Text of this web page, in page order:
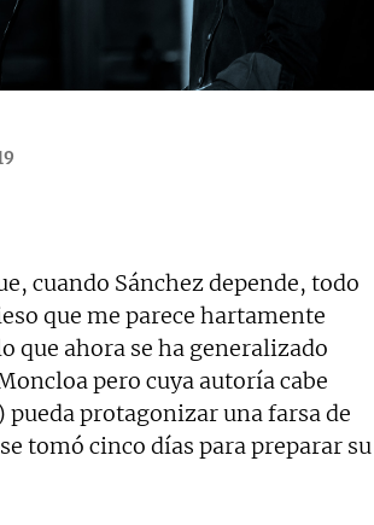
cuando Sánchez depende, todo
que me parece hartamente
que ahora se ha generalizado
pero cuya autoría cabe
pueda protagonizar una farsa de
tomó cinco días para preparar su